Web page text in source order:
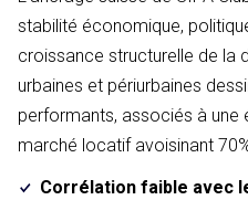
stabilité économique,
croissance structurelle de la
urbaines et périurbaines
performants, associés à une
marché locatif avoisinant
Corrélation faible avec